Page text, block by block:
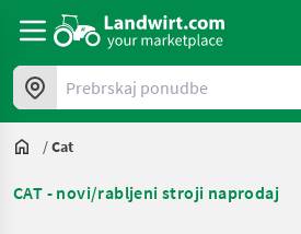
Prebrskaj ponudbe
/Cat
CAT - novi/rabljeni stroji naprodaj